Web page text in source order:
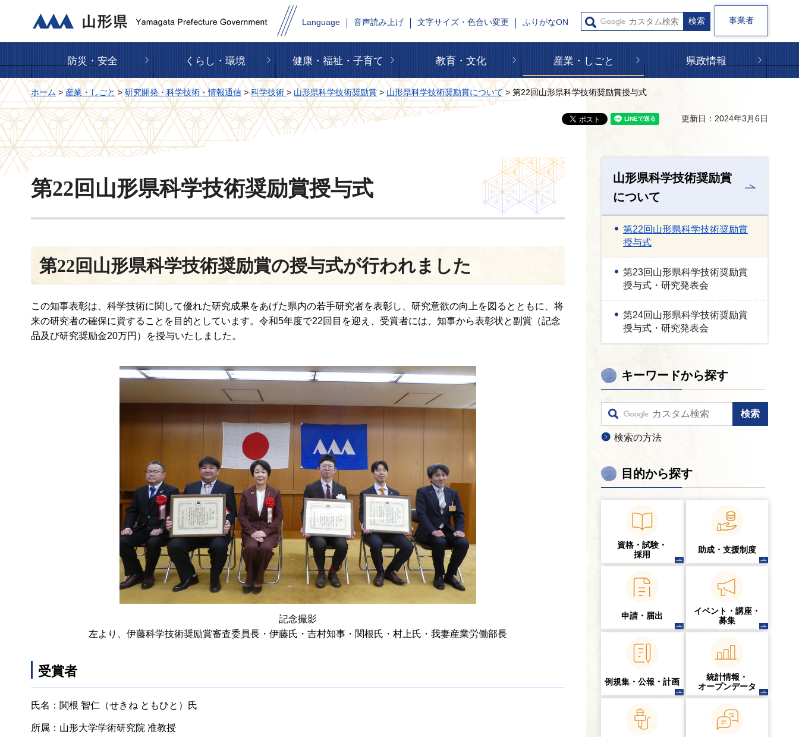
山形県 Language 音声読み上げ 文字サイズ・色合い変更 ふりがなON 事業者
防災・安全 くらし・環境 健康・福祉・子育て 教育・文化 産業・しごと 県政情報
ホーム>産業・しごと >研究開発・科学技術・情報通信 >科学技術 >山形県科学技術奨励賞 >山形県科学技術奨励賞について> 第22回山形県科学技術奨励賞授与式
更新日：2024年3月6日
第22回山形県科学技術奨励賞授与式
第22回山形県科学技術奨励賞の授与式が行われました
この知事表彰は、科学技術に関して優れた研究成果をあげた県内の若手研究者を表彰し、研究意欲の向上を図るとともに、将
来の研究者の確保に資することを目的としています。令和5年度で22回目を迎え、受賞者には、知事から表彰状と副賞（記念
品及び研究奨励金20万円）を授与いたしました。
記念撮影
左より、伊藤科学技術奨励賞審査委員長・伊藤氏・吉村知事・関根氏・村上氏・我妻産業労働部長
受賞者
氏名：関根 智仁（せきね ともひと）氏
所属：山形大学学術研究院 准教授
山形県科学技術奨励賞
について
第22回山形県科学技術奨励賞
授与式
第23回山形県科学技術奨励賞
授与式・研究発表会
第24回山形県科学技術奨励賞
授与式・研究発表会
キーワードから探す
検索の方法
目的から探す
資格・試験・
採用
助成・支援制度
申請・届出
イベント・講座・
募集
例規集・公報・計画
統計情報・
オープンデータ